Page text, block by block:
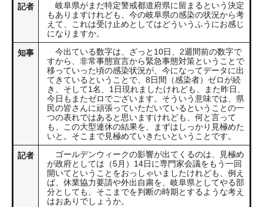
記者
岐阜県がまだ特定警戒都道府県に留まるという決定
もありますけれども、今の岐阜県の感染の状況から考
えて、これは受け止めとしてはどういうふうにお感じ
になりますか。
知事
今出ている数字は、ざっと10日、2週間前の数字で
すから、非常事態宣言から緊急事態対策ということで
移っていった頃の感染状況が、今になってデータに出
てきているということで、8日間（感染者）ゼロが続
き、そして1名、1日現れましたけれども、また昨日、
今日もまたゼロでございます。そういう意味では、県
民の皆さんに頑張っていただいているということの一
つの表れではあると思いますけれども、何と言って
も、この大型連休の結果を、まずはしっかり見極めた
いと。そこまで見極めていきたいということです。
記者
ゴールデンウィークの影響が出てくるのは、見極め
が政府としては（5月）14日に専門家会議をもう一回
開いてということをおっしゃいましたけれども、例え
ば、休業協力要請や外出自粛を、岐阜県としてやる部
分としても、そこまでを判断の時期とするような考え
はおありでしょうか。